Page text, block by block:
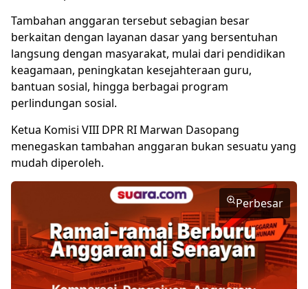
Tambahan anggaran tersebut sebagian besar
berkaitan dengan layanan dasar yang bersentuhan
langsung dengan masyarakat, mulai dari pendidikan
keagamaan, peningkatan kesejahteraan guru,
bantuan sosial, hingga berbagai program
perlindungan sosial.
Ketua Komisi VIII DPR RI Marwan Dasopang
menegaskan tambahan anggaran bukan sesuatu yang
mudah diperoleh.
Perbesar